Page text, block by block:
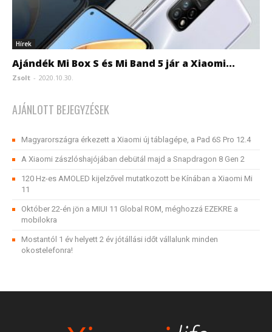
Hírek
Ajándék Mi Box S és Mi Band 5 jár a Xiaomi...
Zsolt - 2020.10.30.
AJÁNLOTT BEJEGYZÉSEK
Magyarországra érkezett a Xiaomi új táblagépe, a Pad 6S Pro 12.4
A Xiaomi zászlóshajójában debütál majd a Snapdragon 8 Gen 2
120 Hz-es AMOLED kijelzővel mutatkozott be Kínában a Xiaomi Mi
11
Október 22-én jön a MIUI 11 Global ROM, méghozzá EZEKRE a
mobilokra
Mostantól 1 év helyett 2 év jótállási időt vállalunk minden
okostelefonra!